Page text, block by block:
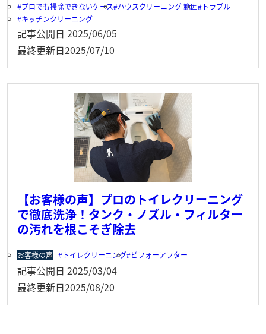
プロでも掃除できないケース ハウスクリーニング 範囲
トラブル
キッチンクリーニング
記事公開日 2025/06/05
最終更新日2025/07/10
【お客様の声】プロのトイレクリーニング
で徹底洗浄！タンク・ノズル・フィルター
の汚れを根こそぎ除去
お客様の声 トイレクリーニング ビフォーアフター
記事公開日 2025/03/04
最終更新日2025/08/20